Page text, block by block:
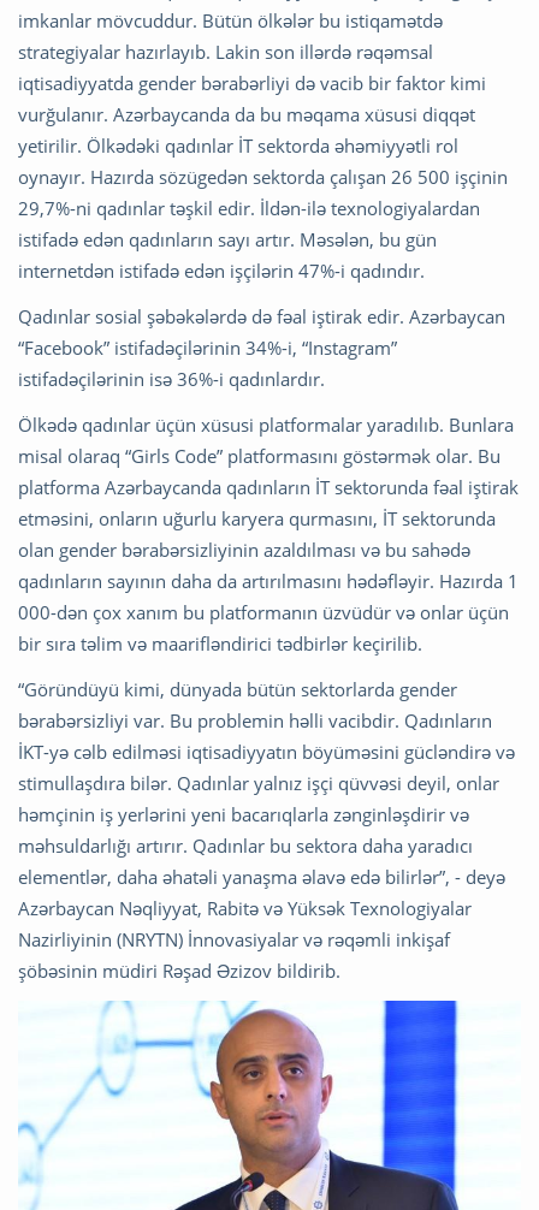
imkanlar mövcuddur. Bütün ölkələr bu istiqamətdə
strategiyalar hazırlayıb. Lakin son illərdə rəqəmsal
iqtisadiyyatda gender bərabərliyi də vacib bir faktor kimi
vurğulanır. Azərbaycanda da bu məqama xüsusi diqqət
yetirilir. Ölkədəki qadınlar İT sektorda əhəmiyyətli rol
oynayır. Hazırda sözügedən sektorda çalışan 26 500 işçinin
29,7%-ni qadınlar təşkil edir. İldən-ilə texnologiyalardan
istifadə edən qadınların sayı artır. Məsələn, bu gün
internetdən istifadə edən işçilərin 47%-i qadındır.
Qadınlar sosial şəbəkələrdə də fəal iştirak edir. Azərbaycan
“Facebook” istifadəçilərinin 34%-i, “Instagram”
istifadəçilərinin isə 36%-i qadınlardır.
Ölkədə qadınlar üçün xüsusi platformalar yaradılıb. Bunlara
misal olaraq “Girls Code” platformasını göstərmək olar. Bu
platforma Azərbaycanda qadınların İT sektorunda fəal iştirak
etməsini, onların uğurlu karyera qurmasını, İT sektorunda
olan gender bərabərsizliyinin azaldılması və bu sahədə
qadınların sayının daha da artırılmasını hədəfləyir. Hazırda 1
000-dən çox xanım bu platformanın üzvüdür və onlar üçün
bir sıra təlim və maarifləndirici tədbirlər keçirilib.
“Göründüyü kimi, dünyada bütün sektorlarda gender
bərabərsizliyi var. Bu problemin həlli vacibdir. Qadınların
İKT-yə cəlb edilməsi iqtisadiyyatın böyüməsini gücləndirə və
stimullaşdıra bilər. Qadınlar yalnız işçi qüvvəsi deyil, onlar
həmçinin iş yerlərini yeni bacarıqlarla zənginləşdirir və
məhsuldarlığı artırır. Qadınlar bu sektora daha yaradıcı
elementlər, daha əhatəli yanaşma əlavə edə bilirlər”, - deyə
Azərbaycan Nəqliyyat, Rabitə və Yüksək Texnologiyalar
Nazirliyinin (NRYTN) İnnovasiyalar və rəqəmli inkişaf
şöbəsinin müdiri Rəşad Əzizov bildirib.